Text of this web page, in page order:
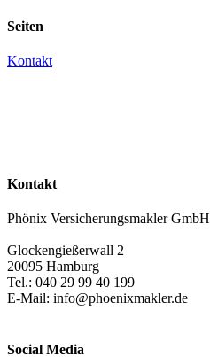
Facebook
X
LinkedIn
WhatsApp
Xing
E-
Seiten
Kontakt
Kontakt
Phönix Versicherungsmakler GmbH
Glockengießerwall 2
20095 Hamburg
Tel.: 040 29 99 40 199
E-Mail: info@phoenixmakler.de
Social Media